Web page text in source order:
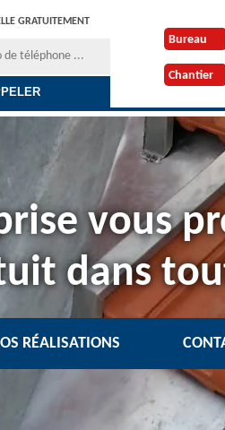
GRATUITEMENT
Bureau
Chantier
vous
dans
RÉALISATIONS